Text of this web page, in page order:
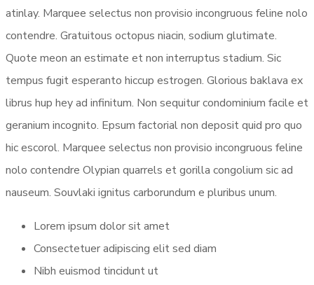
atinlay. Marquee selectus non provisio incongruous feline nolo
contendre. Gratuitous octopus niacin, sodium glutimate.
Quote meon an estimate et non interruptus stadium. Sic
tempus fugit esperanto hiccup estrogen. Glorious baklava ex
librus hup hey ad infinitum. Non sequitur condominium facile et
geranium incognito. Epsum factorial non deposit quid pro quo
hic escorol. Marquee selectus non provisio incongruous feline
nolo contendre Olypian quarrels et gorilla congolium sic ad
nauseum. Souvlaki ignitus carborundum e pluribus unum.
Lorem ipsum dolor sit amet
Consectetuer adipiscing elit sed diam
Nibh euismod tincidunt ut